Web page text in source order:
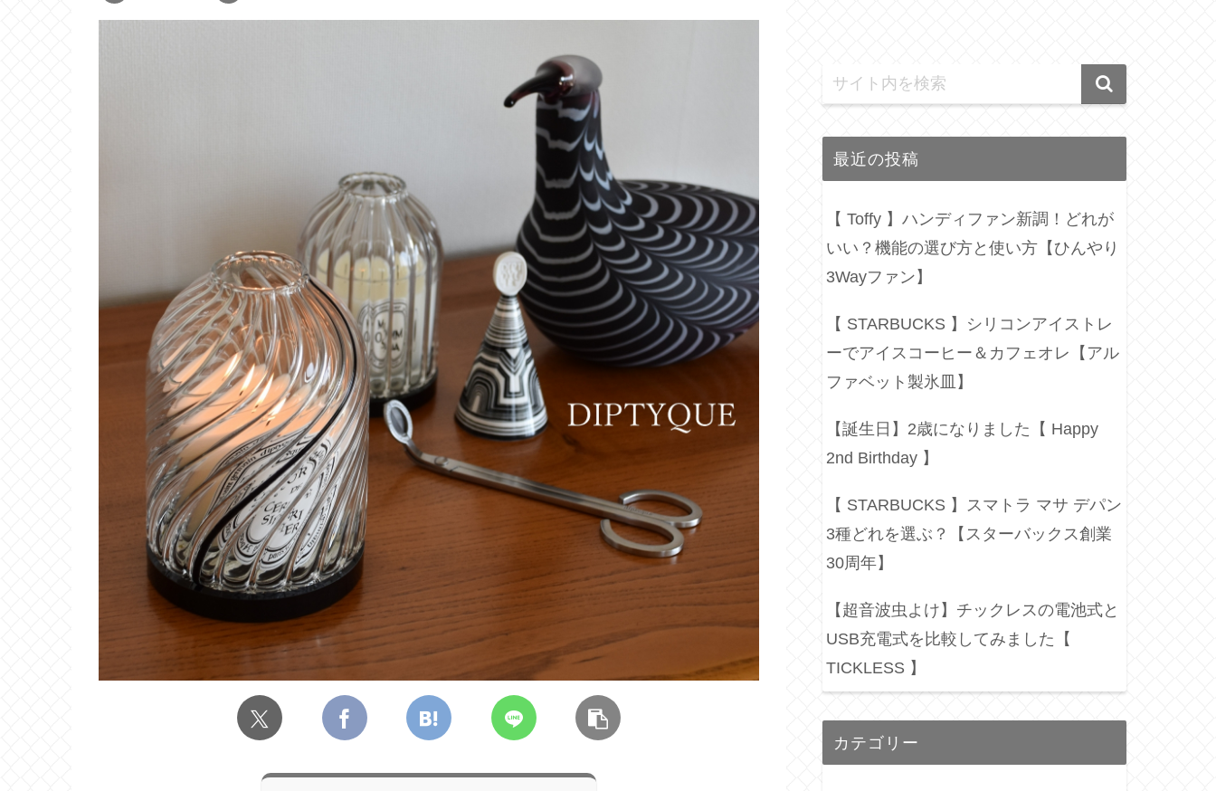
最近の投稿
【 Toffy 】ハンディファン新調！どれが
いい？機能の選び方と使い方【ひんやり
3Wayファン】
【 STARBUCKS 】シリコンアイストレ
ーでアイスコーヒー＆カフェオレ【アル
ファベット製氷皿】
【誕生日】2歳になりました【 Happy
2nd Birthday 】
【 STARBUCKS 】スマトラ マサ デパン
3種どれを選ぶ？【スターバックス創業
30周年】
【超音波虫よけ】チックレスの電池式と
USB充電式を比較してみました【
TICKLESS 】
カテゴリー